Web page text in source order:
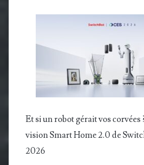
Et si un robot gérait vos corvées
vision Smart Home 2.0 de
2026